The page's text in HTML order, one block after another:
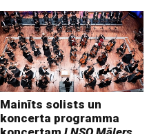
Mainīts solists un
koncerta programma